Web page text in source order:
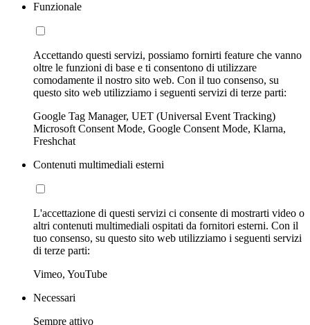
Funzionale
Accettando questi servizi, possiamo fornirti feature che vanno
oltre le funzioni di base e ti consentono di utilizzare
comodamente il nostro sito web. Con il tuo consenso, su
questo sito web utilizziamo i seguenti servizi di terze parti:
Google Tag Manager, UET (Universal Event Tracking)
Microsoft Consent Mode, Google Consent Mode, Klarna,
Freshchat
Contenuti multimediali esterni
L'accettazione di questi servizi ci consente di mostrarti video o
altri contenuti multimediali ospitati da fornitori esterni. Con il
tuo consenso, su questo sito web utilizziamo i seguenti servizi
di terze parti:
Vimeo, YouTube
Necessari
Sempre attivo